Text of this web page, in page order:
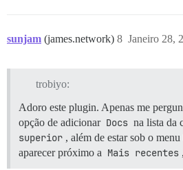
sunjam (james.network) Janeiro 28,
8
trobiyo:
Adoro este plugin. Apenas me
opção de adicionar Docs na lista da
superior , além de estar sob o
aparecer próximo a Mais recentes ,